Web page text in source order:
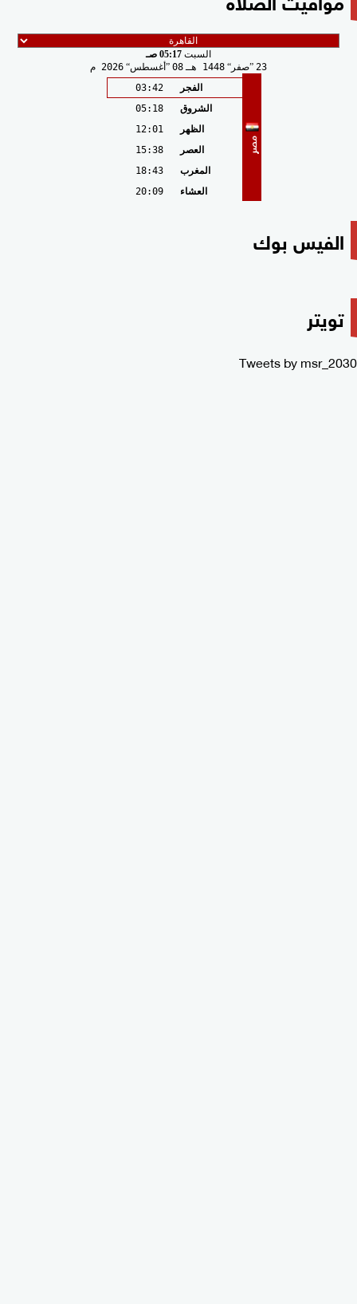
السبت 05:17 صـ
23
صفر 1448 هـ 08 أغسطس 2026 م
مصر
الفجر
03:42
الشروق
05:18
الظهر
12:01
العصر
15:38
المغرب
18:43
العشاء
20:09
الفيس بوك
تويتر
Tweets by msr_2030